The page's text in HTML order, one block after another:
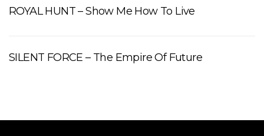
ROYAL HUNT – Show Me How To Live
SILENT FORCE – The Empire Of Future